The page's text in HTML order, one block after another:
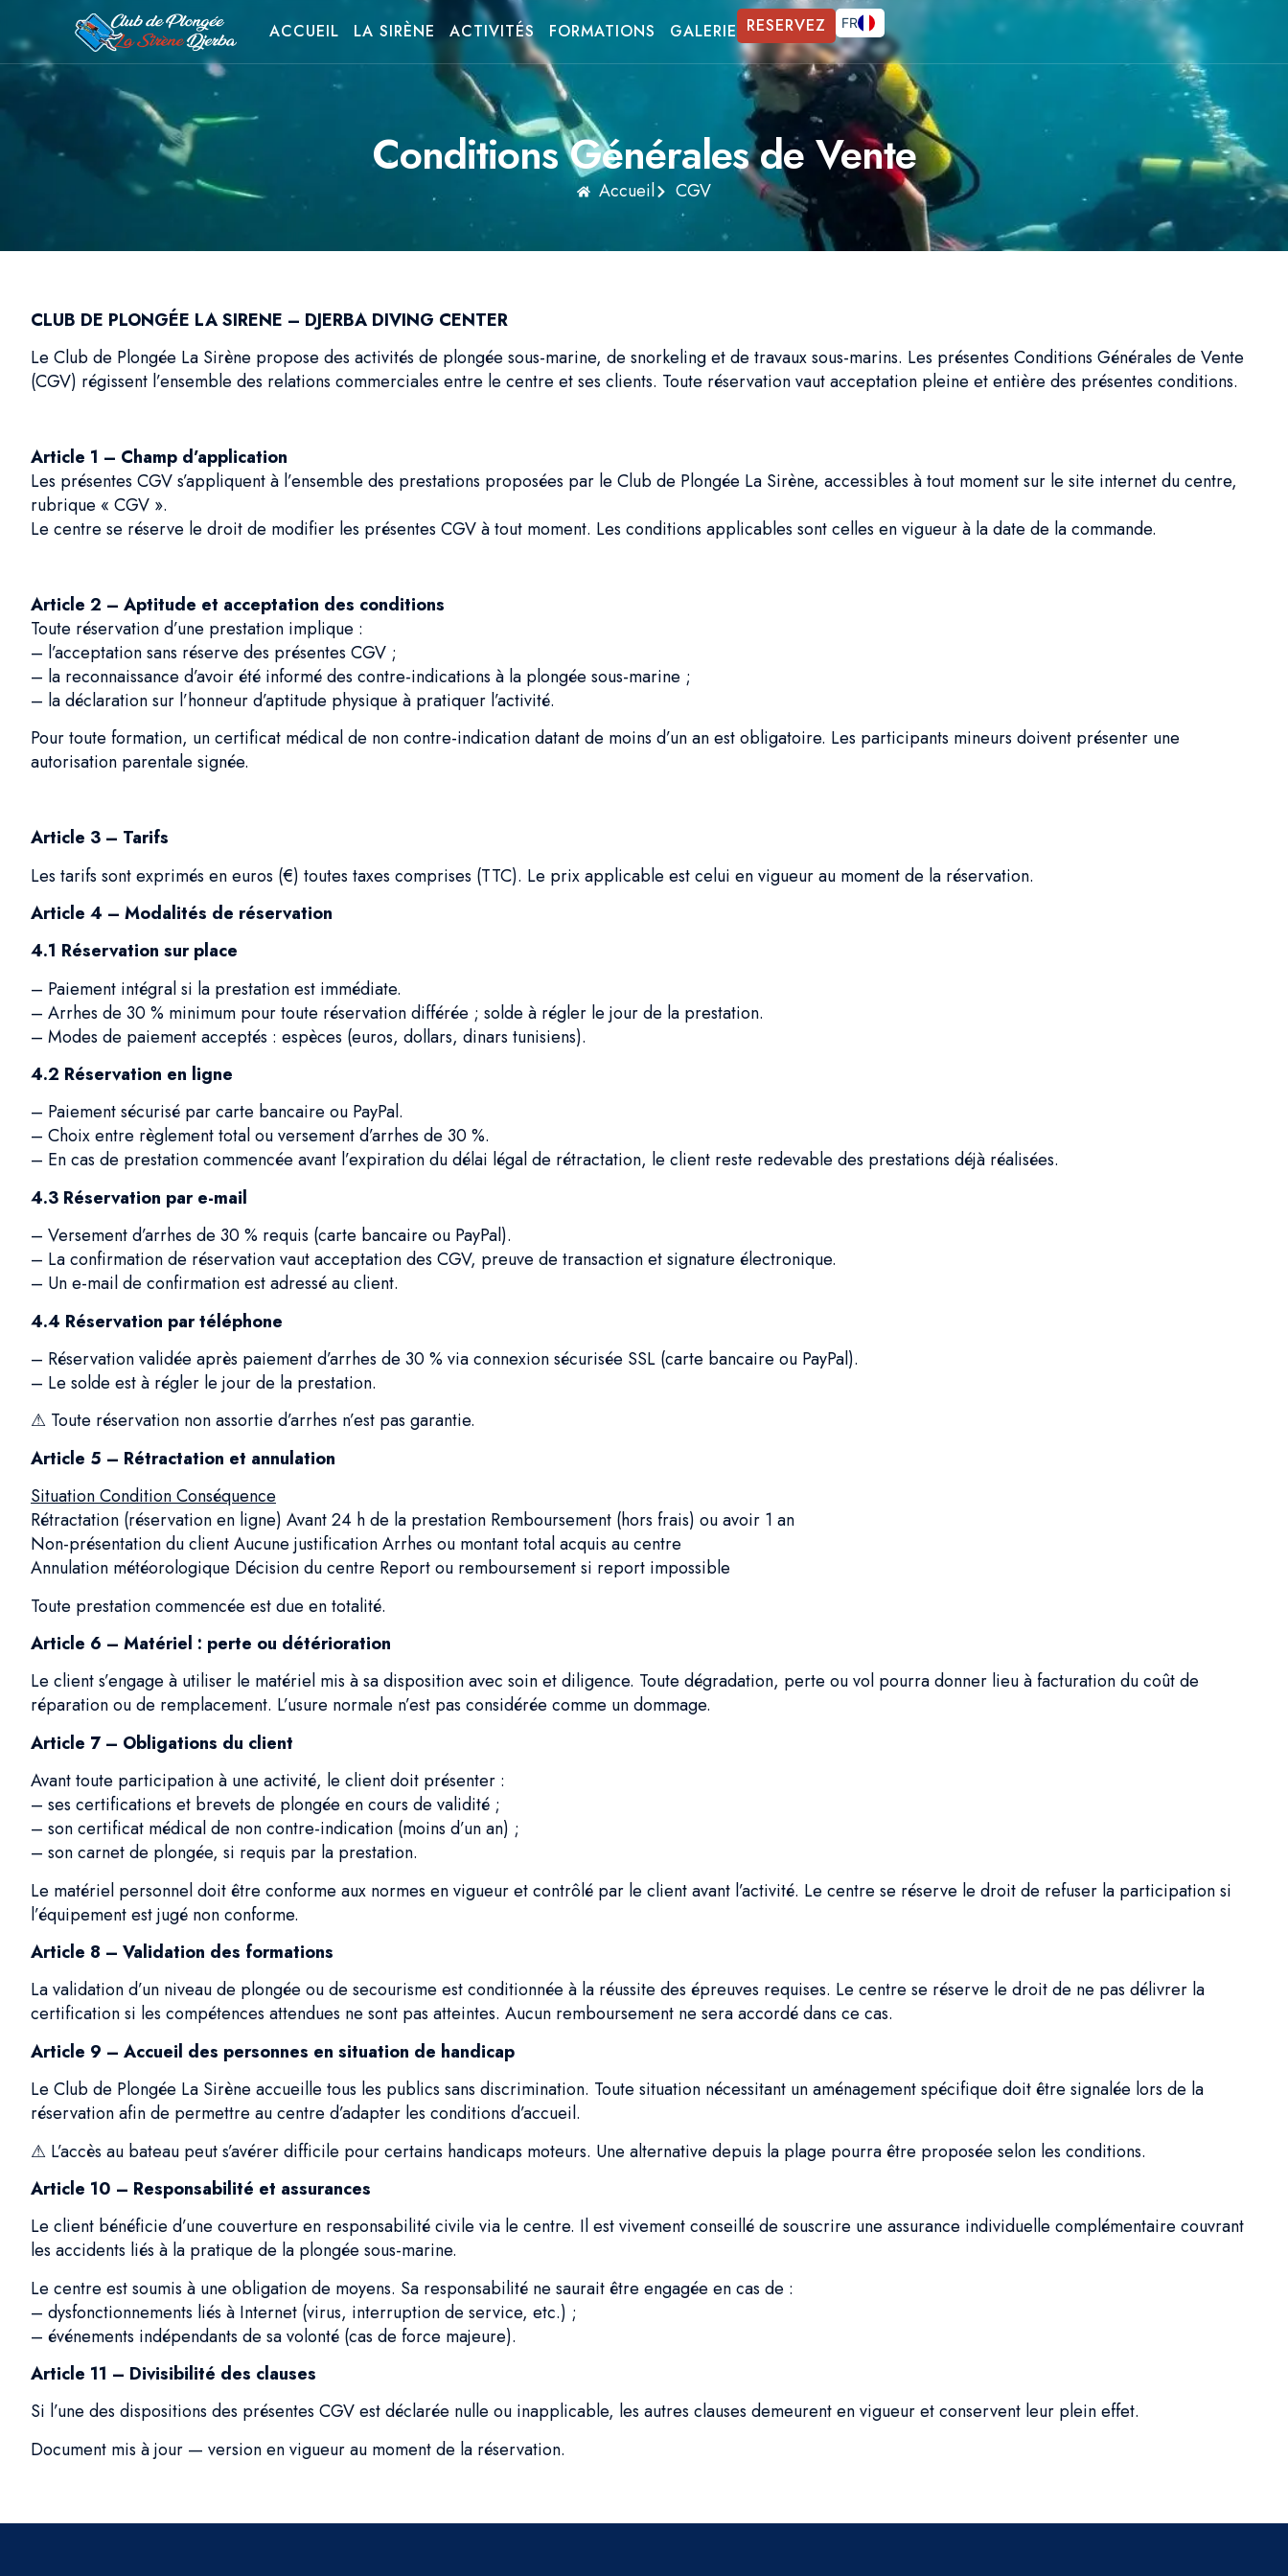
ACCUEIL LA SIRÈNE ACTIVITÉS FORMATIONS GALERIE RESERVEZ FR
Conditions Générales de Vente
Accueil CGV
CLUB DE PLONGÉE LA SIRENE – DJERBA DIVING CENTER
Le Club de Plongée La Sirène propose des activités de plongée sous-marine, de snorkeling et de travaux sous-marins. Les présentes Conditions Générales de Vente
(CGV) régissent l’ensemble des relations commerciales entre le centre et ses clients. Toute réservation vaut acceptation pleine et entière des présentes conditions.
Article 1 – Champ d’application
Les présentes CGV s’appliquent à l’ensemble des prestations proposées par le Club de Plongée La Sirène, accessibles à tout moment sur le site internet du centre,
rubrique « CGV ».
Le centre se réserve le droit de modifier les présentes CGV à tout moment. Les conditions applicables sont celles en vigueur à la date de la commande.
Article 2 – Aptitude et acceptation des conditions
Toute réservation d’une prestation implique :
– l’acceptation sans réserve des présentes CGV ;
– la reconnaissance d’avoir été informé des contre-indications à la plongée sous-marine ;
– la déclaration sur l’honneur d’aptitude physique à pratiquer l’activité.
Pour toute formation, un certificat médical de non contre-indication datant de moins d’un an est obligatoire. Les participants mineurs doivent présenter une
autorisation parentale signée.
Article 3 – Tarifs
Les tarifs sont exprimés en euros (€) toutes taxes comprises (TTC). Le prix applicable est celui en vigueur au moment de la réservation.
Article 4 – Modalités de réservation
4.1 Réservation sur place
– Paiement intégral si la prestation est immédiate.
– Arrhes de 30 % minimum pour toute réservation différée ; solde à régler le jour de la prestation.
– Modes de paiement acceptés : espèces (euros, dollars, dinars tunisiens).
4.2 Réservation en ligne
– Paiement sécurisé par carte bancaire ou PayPal.
– Choix entre règlement total ou versement d’arrhes de 30 %.
– En cas de prestation commencée avant l’expiration du délai légal de rétractation, le client reste redevable des prestations déjà réalisées.
4.3 Réservation par e-mail
– Versement d’arrhes de 30 % requis (carte bancaire ou PayPal).
– La confirmation de réservation vaut acceptation des CGV, preuve de transaction et signature électronique.
– Un e-mail de confirmation est adressé au client.
4.4 Réservation par téléphone
– Réservation validée après paiement d’arrhes de 30 % via connexion sécurisée SSL (carte bancaire ou PayPal).
– Le solde est à régler le jour de la prestation.
⚠ Toute réservation non assortie d’arrhes n’est pas garantie.
Article 5 – Rétractation et annulation
Situation Condition Conséquence
Rétractation (réservation en ligne) Avant 24 h de la prestation Remboursement (hors frais) ou avoir 1 an
Non-présentation du client Aucune justification Arrhes ou montant total acquis au centre
Annulation météorologique Décision du centre Report ou remboursement si report impossible
Toute prestation commencée est due en totalité.
Article 6 – Matériel : perte ou détérioration
Le client s’engage à utiliser le matériel mis à sa disposition avec soin et diligence. Toute dégradation, perte ou vol pourra donner lieu à facturation du coût de
réparation ou de remplacement. L’usure normale n’est pas considérée comme un dommage.
Article 7 – Obligations du client
Avant toute participation à une activité, le client doit présenter :
– ses certifications et brevets de plongée en cours de validité ;
– son certificat médical de non contre-indication (moins d’un an) ;
– son carnet de plongée, si requis par la prestation.
Le matériel personnel doit être conforme aux normes en vigueur et contrôlé par le client avant l’activité. Le centre se réserve le droit de refuser la participation si
l’équipement est jugé non conforme.
Article 8 – Validation des formations
La validation d’un niveau de plongée ou de secourisme est conditionnée à la réussite des épreuves requises. Le centre se réserve le droit de ne pas délivrer la
certification si les compétences attendues ne sont pas atteintes. Aucun remboursement ne sera accordé dans ce cas.
Article 9 – Accueil des personnes en situation de handicap
Le Club de Plongée La Sirène accueille tous les publics sans discrimination. Toute situation nécessitant un aménagement spécifique doit être signalée lors de la
réservation afin de permettre au centre d’adapter les conditions d’accueil.
⚠ L’accès au bateau peut s’avérer difficile pour certains handicaps moteurs. Une alternative depuis la plage pourra être proposée selon les conditions.
Article 10 – Responsabilité et assurances
Le client bénéficie d’une couverture en responsabilité civile via le centre. Il est vivement conseillé de souscrire une assurance individuelle complémentaire couvrant
les accidents liés à la pratique de la plongée sous-marine.
Le centre est soumis à une obligation de moyens. Sa responsabilité ne saurait être engagée en cas de :
– dysfonctionnements liés à Internet (virus, interruption de service, etc.) ;
– événements indépendants de sa volonté (cas de force majeure).
Article 11 – Divisibilité des clauses
Si l’une des dispositions des présentes CGV est déclarée nulle ou inapplicable, les autres clauses demeurent en vigueur et conservent leur plein effet.
Document mis à jour — version en vigueur au moment de la réservation.